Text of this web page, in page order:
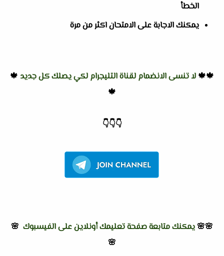
الخطأ
يمكنك الاجابة على الامتحان اكثر من مرة
🍁🍁 لا تنسى الانضمام لقناة التليجرام لكي يصلك كل جديد 🍁
🍁
👇
👇
👇
🌸🌸 يمكنك متابعة صفحة تعليمك أونلاين على الفيسبوك 🌸
🌸